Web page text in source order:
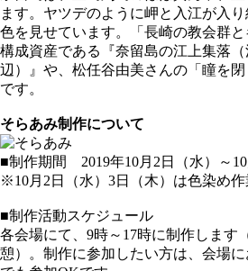
ます。ヤツデのように岬と入江が入
色を見せています。「長崎の教会群
構成資産である『奈留島の江上集落
辺）』や、松任谷由美さんの「瞳を
です。
そらあみ制作について
■制作期間 2019年10月2日（水）～10
※10月2日（水）3日（木）は色染め作
■制作活動スケジュール
各会場にて、9時～17時に制作します
憩）。制作に参加したい方は、会場